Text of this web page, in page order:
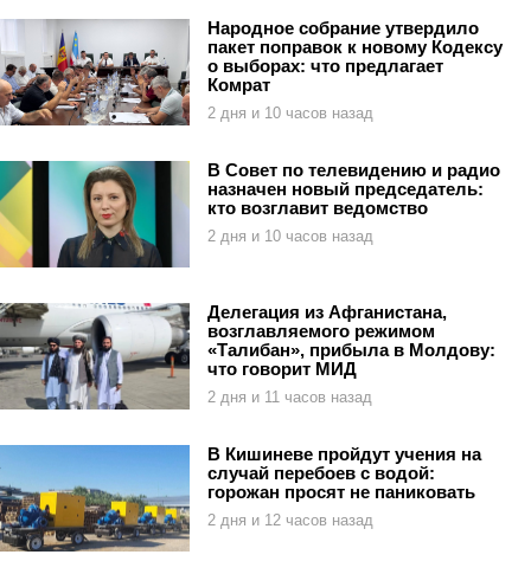
Народное собрание утвердило
пакет поправок к новому Кодексу
о выборах: что предлагает
Комрат
2 дня и 10 часов назад
В Совет по телевидению и радио
назначен новый председатель:
кто возглавит ведомство
2 дня и 10 часов назад
Делегация из Афганистана,
возглавляемого режимом
«Талибан», прибыла в Молдову:
что говорит МИД
2 дня и 11 часов назад
В Кишиневе пройдут учения на
случай перебоев с водой:
горожан просят не паниковать
2 дня и 12 часов назад